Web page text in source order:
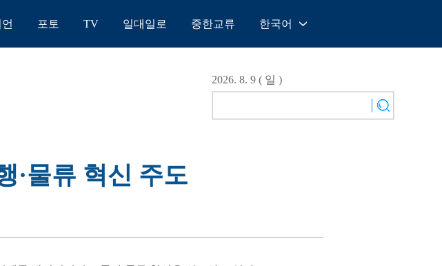
포토 TV 일대일로 중한교류 한국어
English
Español
2026. 8. 9 ( 일 )
·물류 혁신 주도